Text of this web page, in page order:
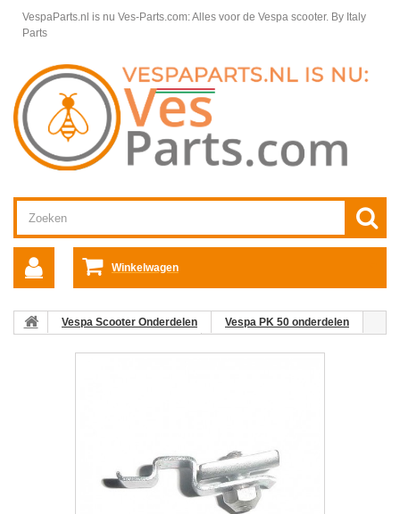
VespaParts.nl is nu Ves-Parts.com: Alles voor de Vespa scooter. By Italy
Parts
Winkelwagen
Vespa Scooter Onderdelen
Vespa PK 50 onderdelen